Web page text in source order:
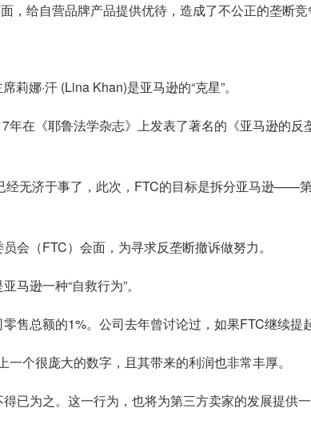
，给自营品牌产品提供优待，造成了不公正的垄断竞
娜·汗 (Lina Khan)是亚马逊的“克星”。
年在《耶鲁法学杂志》上发表了著名的《亚马逊的
经无济于事了，此次，FTC的目标是拆分亚马逊——
会（FTC）会面，为寻求反垄断撤诉做努力。
马逊一种“自救行为”。
售总额的1%。公司去年曾讨论过，如果FTC继续提
个很庞大的数字，且其带来的利润也非常丰厚。
已为之。这一行为，也将为第三方卖家的发展提供一